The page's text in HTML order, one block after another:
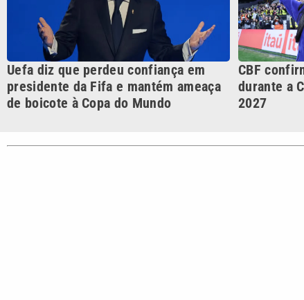
VTV é afiliada do SBT na
Região Metropolitana de
Campinas e Baixada
CATEGORIAS
Cotidiano
Polícia